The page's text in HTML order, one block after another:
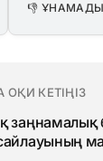
👎 ҰНАМАДЫ
КЕТІҢІЗ
заңнамалық